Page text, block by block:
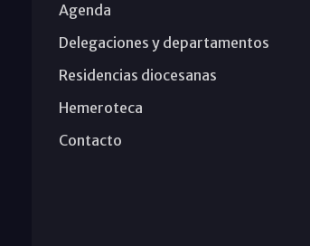
Agenda
Delegaciones y departamentos
Residencias diocesanas
Hemeroteca
Contacto